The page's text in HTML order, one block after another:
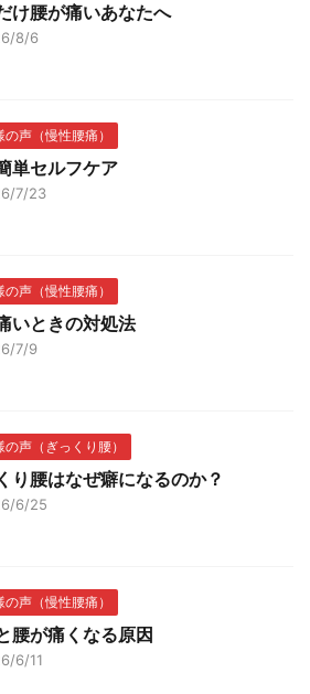
け腰が痛いあなたへ
8/6
の声（慢性腰痛）
単セルフケア
7/23
の声（慢性腰痛）
いときの対処法
7/9
の声（ぎっくり腰）
り腰はなぜ癖になるのか？
6/25
の声（慢性腰痛）
腰が痛くなる原因
6/11